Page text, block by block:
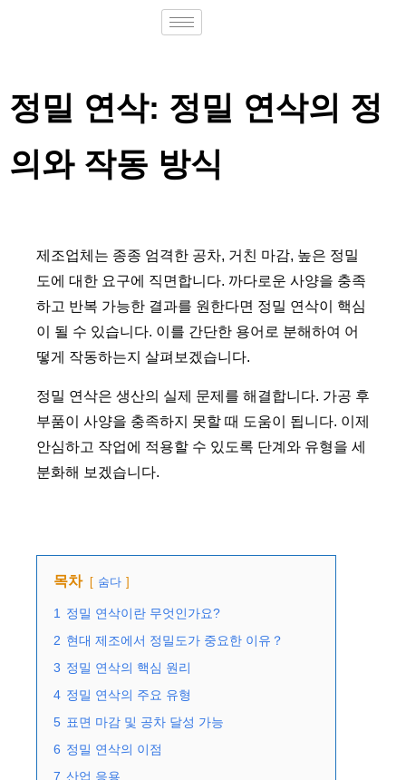
정밀 연삭: 정밀 연삭의 정
의와 작동 방식
제조업체는 종종 엄격한 공차, 거친 마감, 높은 정밀
도에 대한 요구에 직면합니다. 까다로운 사양을 충족
하고 반복 가능한 결과를 원한다면 정밀 연삭이 핵심
이 될 수 있습니다. 이를 간단한 용어로 분해하여 어
떻게 작동하는지 살펴보겠습니다.
정밀 연삭은 생산의 실제 문제를 해결합니다. 가공 후
부품이 사양을 충족하지 못할 때 도움이 됩니다. 이제
안심하고 작업에 적용할 수 있도록 단계와 유형을 세
분화해 보겠습니다.
목차 숨다
1
정밀 연삭이란 무엇인가요?
2 현대 제조에서 정밀도가 중요한 이유？
3 정밀 연삭의 핵심 원리
4 정밀 연삭의 주요 유형
5 표면 마감 및 공차 달성 가능
6 정밀 연삭의 이점
7 산업 응용